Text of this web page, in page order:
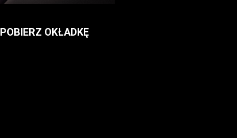
POBIERZ OKŁADKĘ